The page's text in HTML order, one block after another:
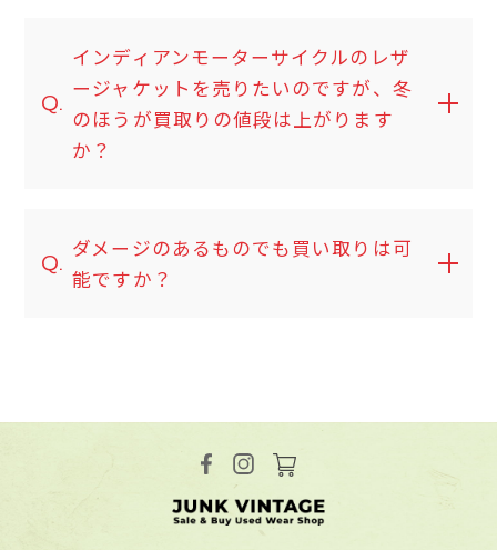
Q.
インディアンモーターサイクルのレザ
ージャケットを売りたいのですが、冬
のほうが買取りの値段は上がります
か？
Q.
ダメージのあるものでも買い取りは可
能ですか？